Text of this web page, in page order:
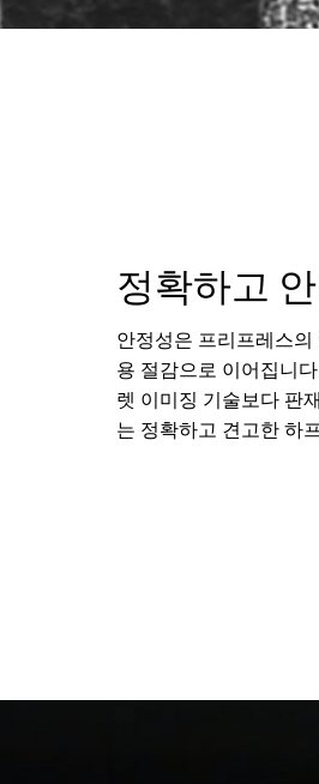
정확하고
안정성은 프리프레스
용 절감으로 이어집니
렛 이미징 기술보다 판
는 정확하고 견고한 하